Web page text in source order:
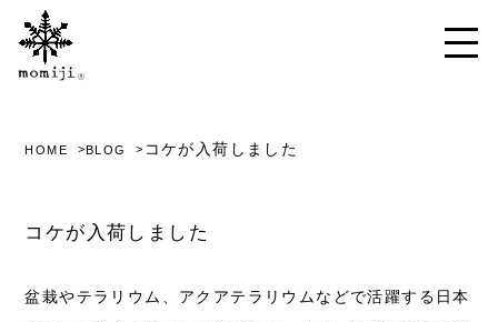
HOME BLOG コケが入荷しました
コケが入荷しました
盆栽やテラリウム、アクアテラリウムなどで活躍する日本